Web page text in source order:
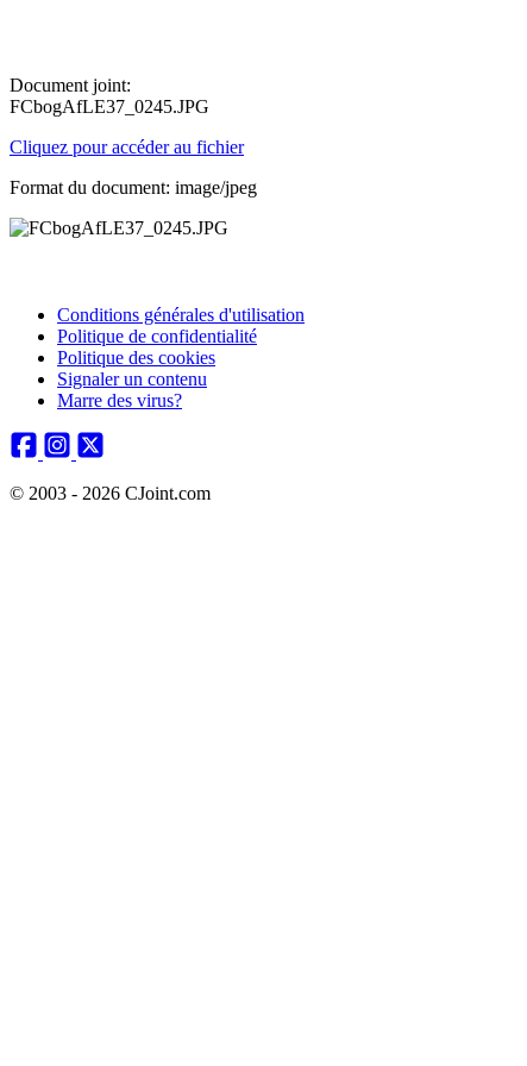
Document joint:
FCbogAfLE37_0245.JPG
Cliquez pour accéder au fichier
Format du document: image/jpeg
Conditions générales d'utilisation
Politique de confidentialité
Politique des cookies
Signaler un contenu
Marre des virus?
© 2003 - 2026 CJoint.com